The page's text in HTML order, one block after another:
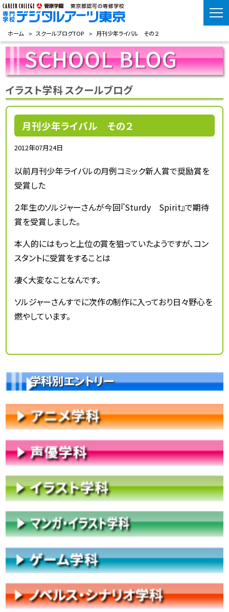
ホーム スクールブログTOP 月刊少年ライバル その２
学科別エントリー
イラスト学科 スクールブログ
月刊少年ライバル その２
2012年07月24日
以前月刊少年ライバルの月例コミック新人賞で奨励賞を
受賞した
２年生のソルジャーさんが今回『Sturdy Spirit』で期待
賞を受賞しました。
本人的にはもっと上位の賞を狙っていたようですが、コン
スタントに受賞をすることは
凄く大変なことなんです。
ソルジャーさんすでに次作の制作に入っており日々野心を
燃やしています。